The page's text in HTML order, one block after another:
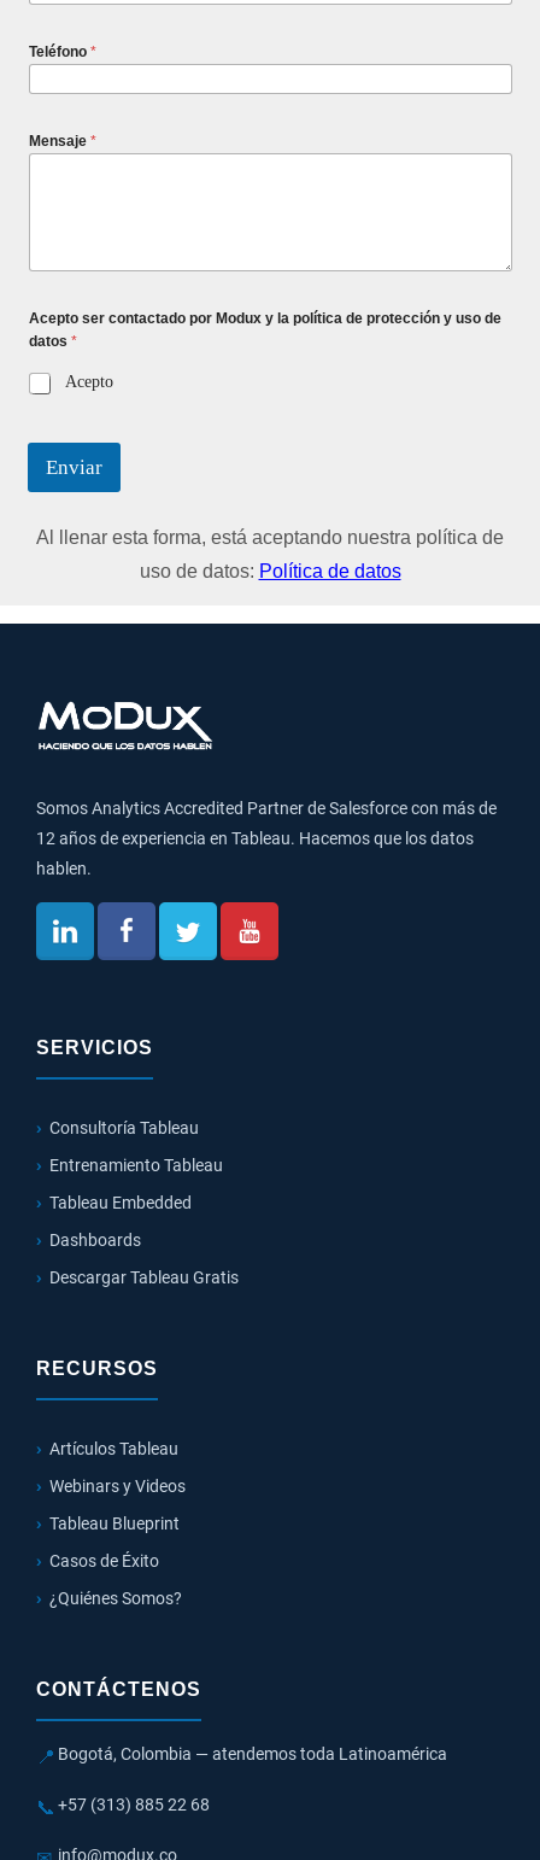
Teléfono *
Mensaje *
Acepto ser contactado por Modux y la política de protección y uso de
datos *
Acepto
Enviar
Al llenar esta forma, está aceptando nuestra política de
uso de datos: Política de datos
Somos Analytics Accredited Partner de Salesforce con más de
12 años de experiencia en Tableau. Hacemos que los datos
hablen.
SERVICIOS
Consultoría Tableau
Entrenamiento Tableau
Tableau Embedded
Dashboards
Descargar Tableau Gratis
RECURSOS
Artículos Tableau
Webinars y Videos
Tableau Blueprint
Casos de Éxito
¿Quiénes Somos?
CONTÁCTENOS
📍 Bogotá, Colombia — atendemos toda Latinoamérica
📞 +57 (313) 885 22 68
info@modux.co